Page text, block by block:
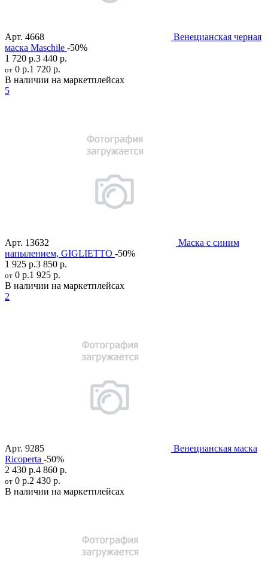
Арт. 4668
Венецианская черная
маска Maschile -50%
1 720 р.3 440 р.
от 0 р.1 720 р.
В наличии на маркетплейсах
5
Арт. 13632
Маска с синим
напылением, GIGLIETTO -50%
1 925 р.3 850 р.
от 0 р.1 925 р.
В наличии на маркетплейсах
2
Арт. 9285
Венецианская маска
Ricoperta -50%
2 430 р.4 860 р.
от 0 р.2 430 р.
В наличии на маркетплейсах